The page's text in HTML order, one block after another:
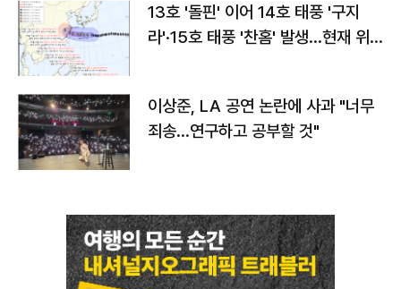
13호 '돌핀' 이어 14호 태풍 '구지
라'·15호 태풍 '찬홈' 발생…현재 위
이상준, LA 공연 논란에 사과 "너무
죄송…연구하고 공부할 것"